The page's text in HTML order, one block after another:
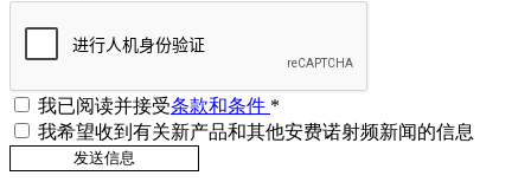
我已阅读并接受条款和条件 *
我希望收到有关新产品和其他安费诺射频新闻的信息